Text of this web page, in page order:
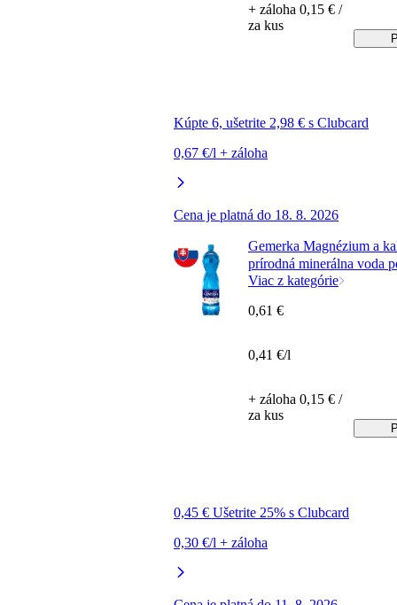
Kúpte 6, ušetrite 2,98 € s Clubcard
0,67 €/l + záloha
Cena je platná do 18. 8. 2026
+ záloha 0,15 € /
za kus
Gemerka Magnézium a
prírodná minerálna voda
Viac z kategórie
0,45 € Ušetrite 25% s Clubcard
0,30 €/l + záloha
0,61 €
0,41 €/l
+ záloha 0,15 € /
za kus